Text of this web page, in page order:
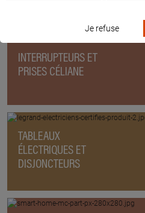
INTERRUPTEURS ET
PRISES CÉLIANE
TABLEAUX
ÉLECTRIQUES ET
DISJONCTEURS
Je refuse